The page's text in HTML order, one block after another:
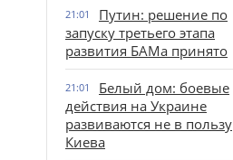
21:01
Путин: решение по
запуску третьего этапа
развития БАМа принято
21:01
Белый дом: боевые
действия на Украине
развиваются не в пользу
Киева